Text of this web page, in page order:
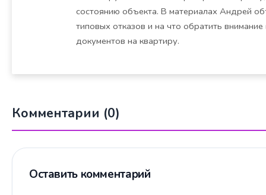
состоянию объекта. В материалах Андрей
типовых отказов и на что обратить
документов на квартиру.
Комментарии (0)
Оставить комментарий